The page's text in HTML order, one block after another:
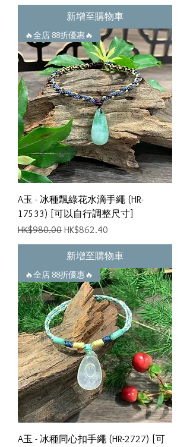
新增至購物車
🔥全店 88折優惠🔥
A玉 - 冰種飄綠花水滴手繩 (HR-
17533) [可以自行調整尺寸]
一般價格
HK$980.00 促銷價格
HK$862.40
新增至購物車
🔥全店 88折優惠🔥
A玉 - 冰種同心扣手繩 (HR-2727) [可